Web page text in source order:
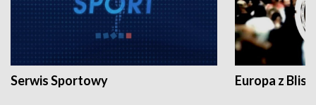
Serwis Sportowy Europa z